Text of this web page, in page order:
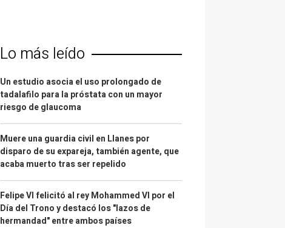
Lo más leído
Un estudio asocia el uso prolongado de
tadalafilo para la próstata con un mayor
riesgo de glaucoma
Muere una guardia civil en Llanes por
disparo de su expareja, también agente, que
acaba muerto tras ser repelido
Felipe VI felicitó al rey Mohammed VI por el
Día del Trono y destacó los "lazos de
hermandad" entre ambos países